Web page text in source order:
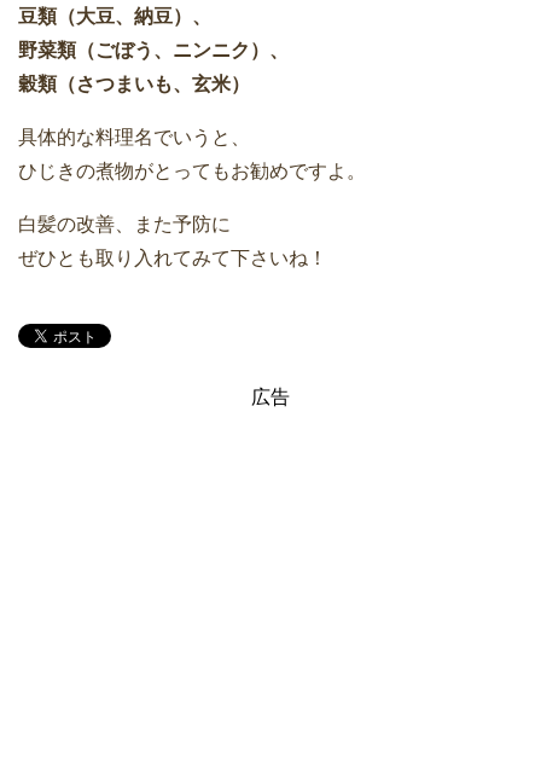
豆類（大豆、納豆）、
野菜類（ごぼう、ニンニク）、
穀類（さつまいも、玄米）
具体的な料理名でいうと、
ひじきの煮物がとってもお勧めですよ。
白髪の改善、また予防に
ぜひとも取り入れてみて下さいね！
広告